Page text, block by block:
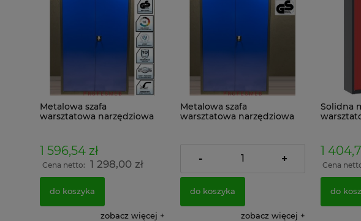
Metalowa szafa
warsztatowa narzędziowa
1 596,54 zł
Cena netto: 1 298,00 zł
do koszyka
zobacz więcej
Metalowa szafa
warsztatowa narzędziowa
1 446,00 zł
- +
do koszyka
zobacz więcej
Solidna
1
Cena
do